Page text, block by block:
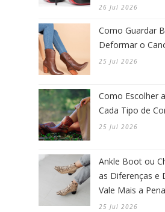
26 Jul 2026
Como Guardar
Deformar o
25 Jul 2026
Como Escolher
Cada Tipo de
25 Jul 2026
Ankle Boot ou
as Diferenças e
Vale Mais a Pena
25 Jul 2026